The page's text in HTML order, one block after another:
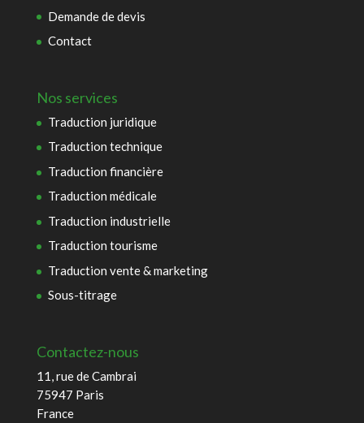
Demande de devis
Contact
Nos services
Traduction juridique
Traduction technique
Traduction financière
Traduction médicale
Traduction industrielle
Traduction tourisme
Traduction vente & marketing
Sous-titrage
Contactez-nous
11, rue de Cambrai
75947 Paris
France